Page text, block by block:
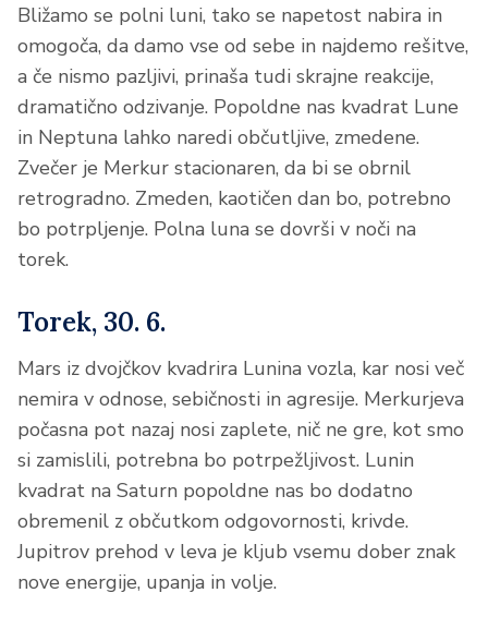
Bližamo se polni luni, tako se napetost nabira in
omogoča, da damo vse od sebe in najdemo rešitve,
a če nismo pazljivi, prinaša tudi skrajne reakcije,
dramatično odzivanje. Popoldne nas kvadrat Lune
in Neptuna lahko naredi občutljive, zmedene.
Zvečer je Merkur stacionaren, da bi se obrnil
retrogradno. Zmeden, kaotičen dan bo, potrebno
bo potrpljenje. Polna luna se dovrši v noči na
torek.
Torek, 30. 6.
Mars iz dvojčkov kvadrira Lunina vozla, kar nosi več
nemira v odnose, sebičnosti in agresije. Merkurjeva
počasna pot nazaj nosi zaplete, nič ne gre, kot smo
si zamislili, potrebna bo potrpežljivost. Lunin
kvadrat na Saturn popoldne nas bo dodatno
obremenil z občutkom odgovornosti, krivde.
Jupitrov prehod v leva je kljub vsemu dober znak
nove energije, upanja in volje.